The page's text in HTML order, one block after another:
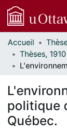
Communautés
et collections
Parcourir
À propos
Accueil
politique
Québec.